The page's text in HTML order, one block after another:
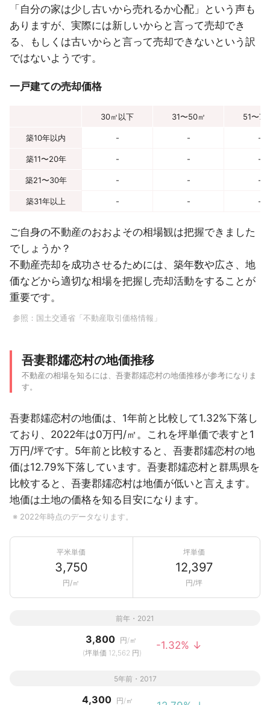
「自分の家は少し古いから売れるか心配」という声も
ありますが、実際には新しいからと言って売却でき
る、もしくは古いからと言って売却できないという訳
ではないようです。
一戸建ての売却価格
30㎡以下 31〜50㎡ 51〜70
築10年以内 - - -
築11〜20年 - - -
築21〜30年 - - -
築31年以上 - - -
ご自身の不動産のおおよその相場観は把握できました
でしょうか？
不動産売却を成功させるためには、築年数や広さ、地
価などから適切な相場を把握し売却活動をすることが
重要です。
参照： 国土交通省「不動産取引価格情報」
吾妻郡嬬恋村の地価推移
不動産の相場を知るには、吾妻郡嬬恋村の地価推移が参考になりま
す。
吾妻郡嬬恋村の地価は、1年前と比較して1.32%下落し
ており、2022年は0万円/㎡。これを坪単価で表すと1
万円/坪です。5年前と比較すると、吾妻郡嬬恋村の地
価は12.79%下落しています。吾妻郡嬬恋村と群馬県を
比較すると、吾妻郡嬬恋村は地価が低いと言えます。
地価は土地の価格を知る目安になります。
※ 2022年時点のデータなります。
平米単価
3,750
円/㎡
坪単価
12,397
円/坪
前年・2021
3,800 円/㎡
(坪単価 12,562 円)
-1.32% ↓
5年前・2017
4,300 円/㎡